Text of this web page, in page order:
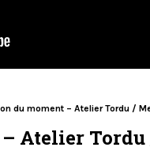
du moment – Atelier Tordu /
Atelier